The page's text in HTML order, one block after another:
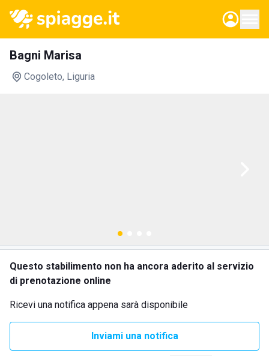
Bagni Marisa
Cogoleto, Liguria
Questo stabilimento non ha ancora aderito al servizio
di prenotazione online
Ricevi una notifica appena sarà disponibile
Inviami una notifica